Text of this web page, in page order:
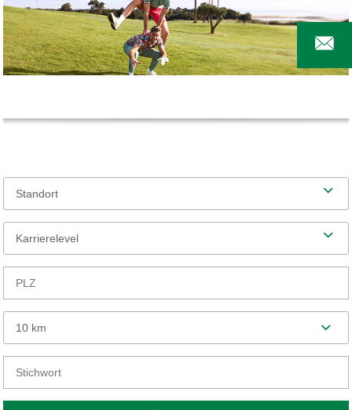
Standort
Karrierelevel
10 km